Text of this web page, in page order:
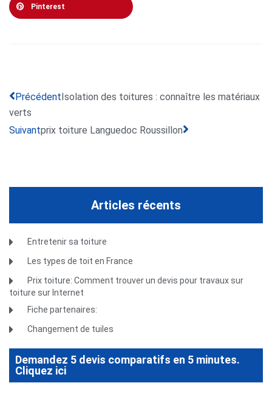
Pinterest
PrécédentIsolation des toitures : connaître les matériaux
verts
Suivantprix toiture Languedoc Roussillon
Articles récents
Entretenir sa toiture
Les types de toit en France
Prix toiture: Comment trouver un devis pour travaux sur
toiture sur Internet
Fiche partenaires:
Changement de tuiles
Demandez 5 devis comparatifs en 5 minutes.
Cliquez ici